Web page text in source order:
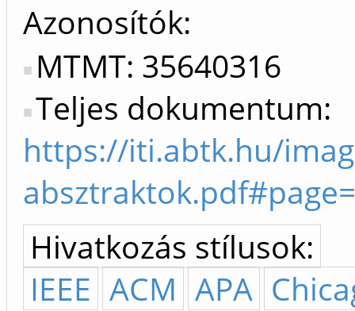
Azonosítók
MTMT: 35640316
Teljes dokumentum:
https://iti.abtk.hu/
Hivatkozás stílusok:
IEEE ACM APA